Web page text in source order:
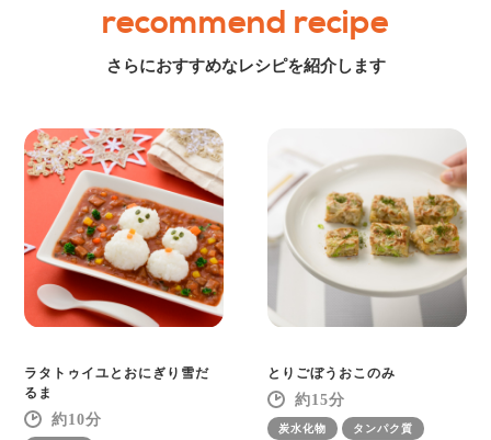
recommend recipe
さらにおすすめなレシピを紹介します
ラタトゥイユとおにぎり雪だ
るま
10
とりごぼうおこのみ
15
炭水化物 タンパク質